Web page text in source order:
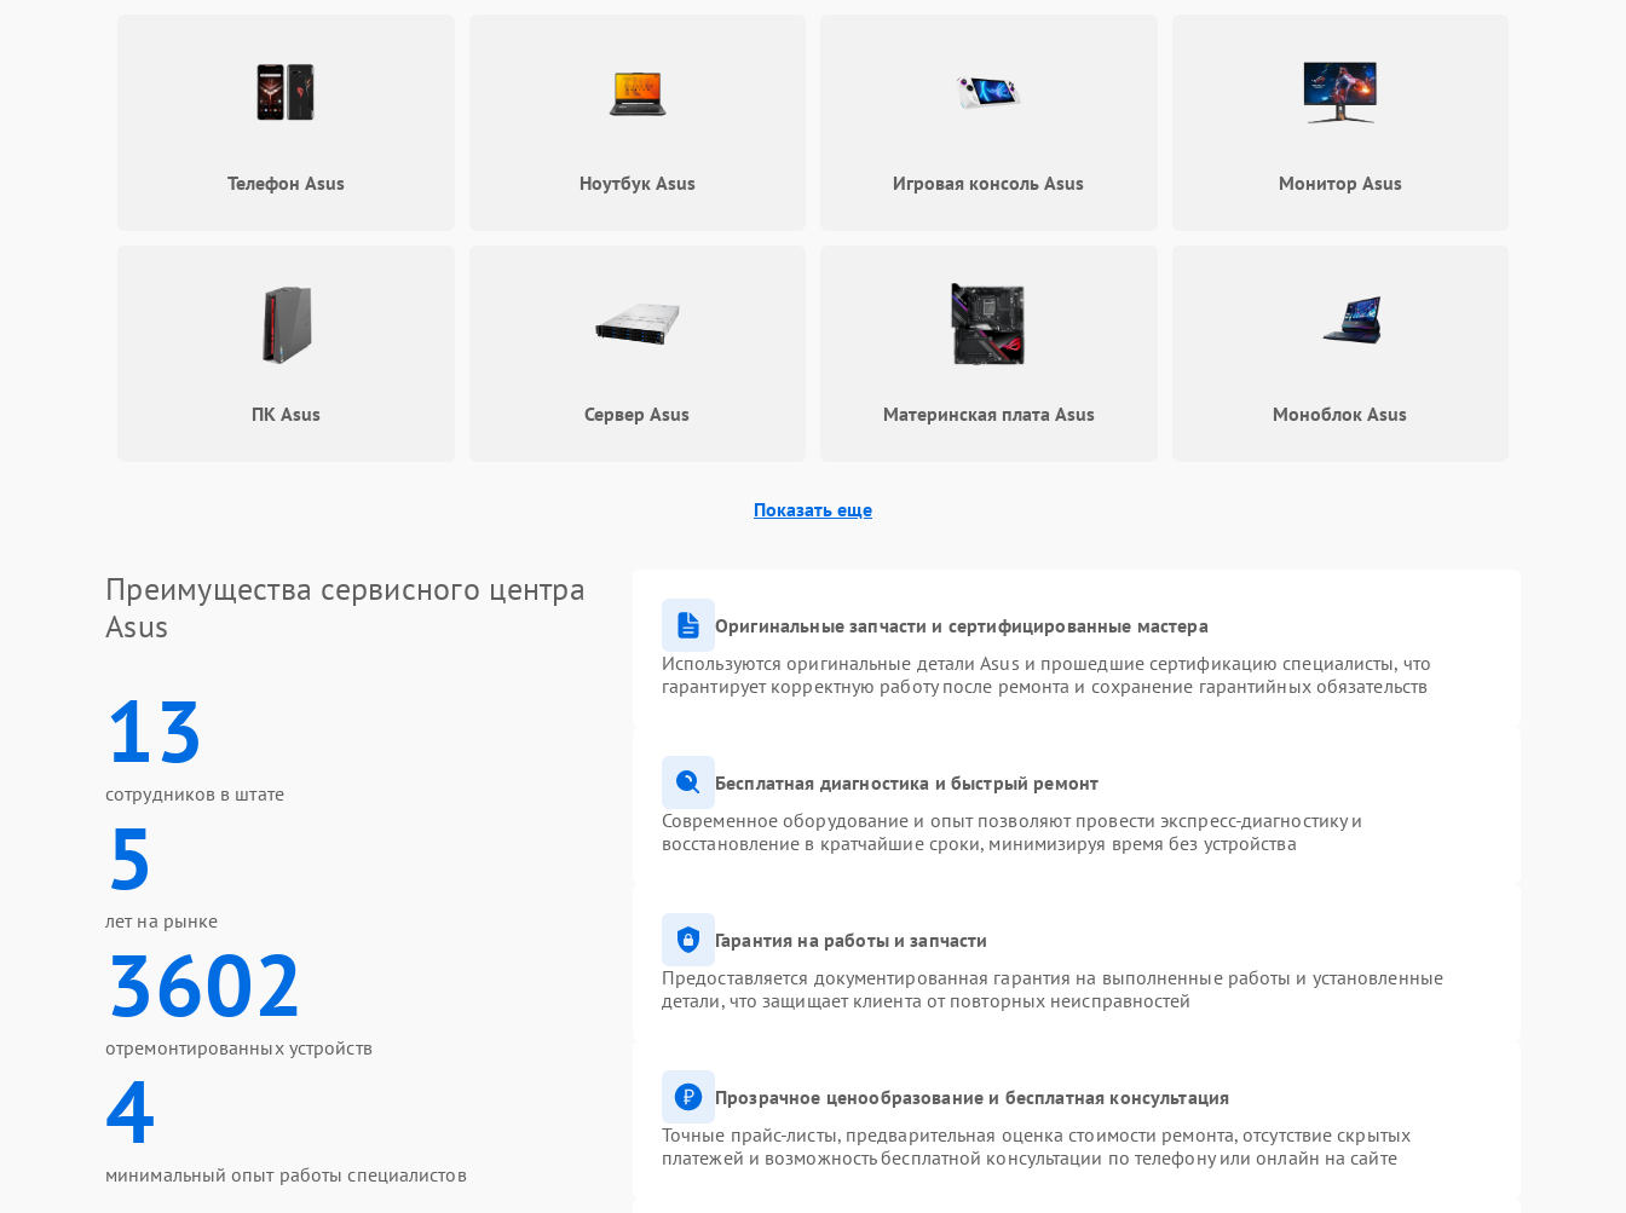
Интерфейсы
Система охлаждения
Режим работы
Телефон Asus Ноутбук Asus Игровая консоль Asus Монитор Asus
ПК Asus Сервер Asus Материнская плата Asus Моноблок Asus
Показать еще
Преимущества сервисного центра
Asus
13
сотрудников в штате
5
лет на рынке
3602
отремонтированных устройств
4
минимальный опыт работы специалистов
Оригинальные запчасти и сертифицированные мастера
Используются оригинальные детали Asus и прошедшие сертификацию специалисты, что
гарантирует корректную работу после ремонта и сохранение гарантийных обязательств
Бесплатная диагностика и быстрый ремонт
Современное оборудование и опыт позволяют провести экспресс-диагностику и
восстановление в кратчайшие сроки, минимизируя время без устройства
Гарантия на работы и запчасти
Предоставляется документированная гарантия на выполненные работы и установленные
детали, что защищает клиента от повторных неисправностей
Прозрачное ценообразование и бесплатная консультация
Точные прайс-листы, предварительная оценка стоимости ремонта, отсутствие скрытых
платежей и возможность бесплатной консультации по телефону или онлайн на сайте